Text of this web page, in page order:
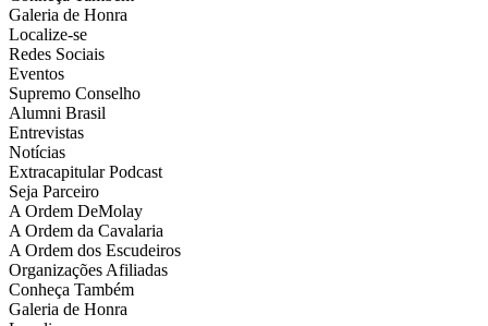
Galeria de Honra
Localize-se
Redes Sociais
Eventos
Supremo Conselho
Alumni Brasil
Entrevistas
Notícias
Extracapitular Podcast
Seja Parceiro
A Ordem DeMolay
A Ordem da Cavalaria
A Ordem dos Escudeiros
Organizações Afiliadas
Conheça Também
Galeria de Honra